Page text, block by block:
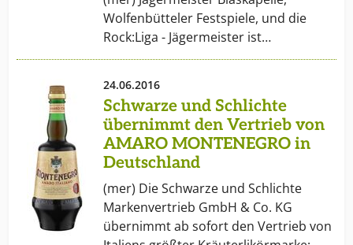
Wolfenbütteler Festspiele, und die
Rock:Liga - Jägermeister ist…
24.06.2016
Schwarze und Schlichte
übernimmt den Vertrieb von
AMARO MONTENEGRO in
Deutschland
(mer) Die Schwarze und Schlichte
Markenvertrieb GmbH & Co. KG
übernimmt ab sofort den Vertrieb von